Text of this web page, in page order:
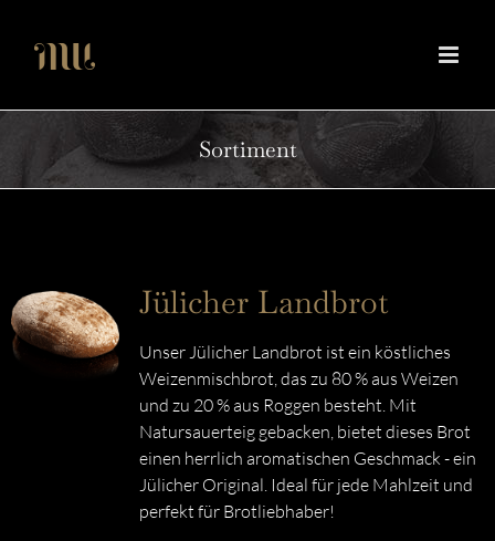
Inhalt
springen
Sortiment
Jülicher Landbrot
Unser Jülicher Landbrot ist ein köstliches
Weizenmischbrot, das zu 80 % aus Weizen
und zu 20 % aus Roggen besteht. Mit
Natursauerteig gebacken, bietet dieses Brot
einen herrlich aromatischen Geschmack - ein
Jülicher Original. Ideal für jede Mahlzeit und
perfekt für Brotliebhaber!